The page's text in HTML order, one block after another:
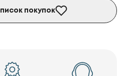
покупок